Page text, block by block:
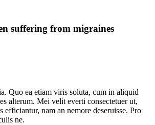
suffering from migraines
Quo ea etiam viris soluta, cum in aliquid
alterum. Mei velit everti consectetuer ut,
efficiantur, nam an nemore deseruisse. Pro
ne.